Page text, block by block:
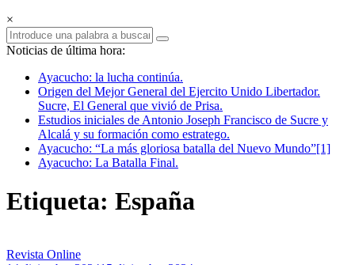
×
Noticias de última hora:
Ayacucho: la lucha continúa.
Origen del Mejor General del Ejercito Unido Libertador.
Sucre, El General que vivió de Prisa.
Estudios iniciales de Antonio Joseph Francisco de Sucre y
Alcalá y su formación como estratego.
Ayacucho: “La más gloriosa batalla del Nuevo Mundo”[1]
Ayacucho: La Batalla Final.
Etiqueta: España
Revista Online